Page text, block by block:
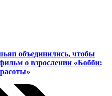
объединились, чтобы
о взрослении «Бобби: